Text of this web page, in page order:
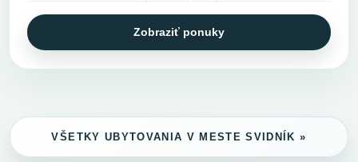
Zobraziť ponuky
VŠETKY UBYTOVANIA V MESTE SVIDNÍK »